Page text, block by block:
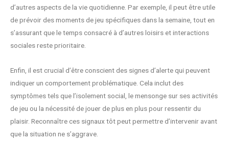
d’autres aspects de la vie quotidienne. Par exemple, il peut être utile
de prévoir des moments de jeu spécifiques dans la semaine, tout en
s’assurant que le temps consacré à d’autres loisirs et interactions
sociales reste prioritaire.
Enfin, il est crucial d’être conscient des signes d’alerte qui peuvent
indiquer un comportement problématique. Cela inclut des
symptômes tels que l’isolement social, le mensonge sur ses activités
de jeu ou la nécessité de jouer de plus en plus pour ressentir du
plaisir. Reconnaître ces signaux tôt peut permettre d’intervenir avant
que la situation ne s’aggrave.